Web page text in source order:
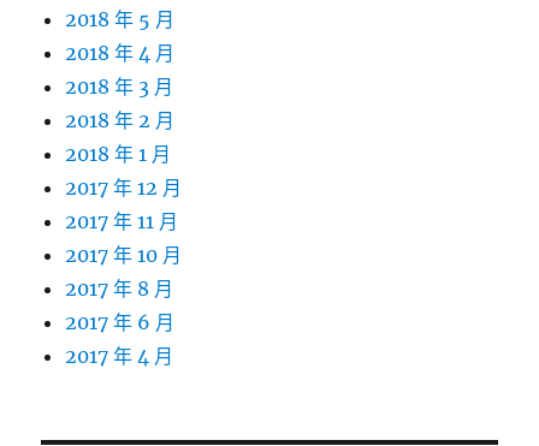
2018 年 5 月
2018 年 4 月
2018 年 3 月
2018 年 2 月
2018 年 1 月
2017 年 12 月
2017 年 11 月
2017 年 10 月
2017 年 8 月
2017 年 6 月
2017 年 4 月